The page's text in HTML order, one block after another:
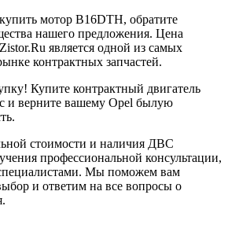
мотор B16DTH, обратите
нашего предложения. Цена
является одной из самых
контрактных запчастей.
Купите контрактный двигатель
и верните вашему Opel былую
стоимости и наличия ДВС
профессиональной консультации,
Мы поможем вам
и ответим на все вопросы о